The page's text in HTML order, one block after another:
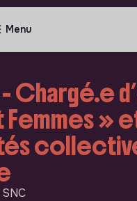
Menu
Chargé.e
»